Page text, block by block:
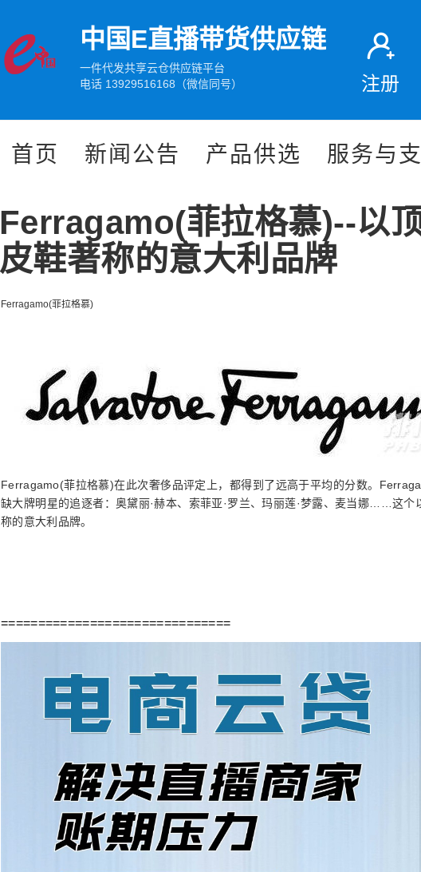
中国E直播带货供应链
一件代发共享云仓供应链平台
电话 13929516168（微信同号）
注册
首页 新闻公告 产品供选 服务与支
Ferragamo(菲拉格慕)--以
皮鞋著称的意大利品牌
Ferragamo(菲拉格慕)
Ferragamo(菲拉格慕)在此次奢侈品评定上，都得到了远高于平均的分数。
缺大牌明星的追逐者：奥黛丽·赫本、索菲亚·罗兰、玛丽莲·梦露、麦当娜……这个
称的意大利品牌。
===============================